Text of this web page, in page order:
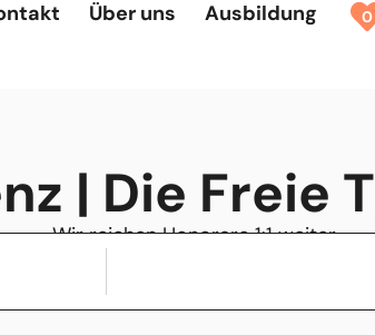
Über uns Ausbildung 0
| Die Freie
Wir reichen Honorare 1:1 weiter